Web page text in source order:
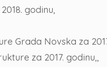
godinu,
Grada Novska za
za 2017. godinu,,